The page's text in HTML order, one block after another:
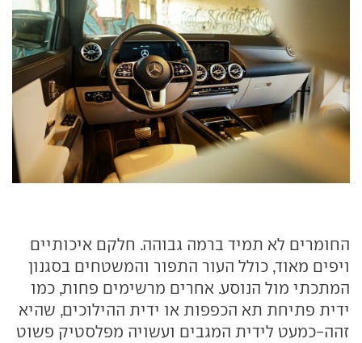
החומרים לא תמיד ברמה גבוהה. חלקם איכותיים
ויפים מאוד, כולל העור התפור והמשטחים בסגנון
המתכתי מול הנוסע. אחרים מרשימים פחות, כמו
ידית פתיחת תא הכפפות או ידית ההילוכים, שהיא
זהה-כמעט לידית המגבים ועשויה מפלסטיק פשוט